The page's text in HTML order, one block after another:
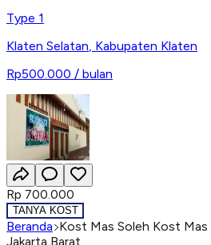
Type 1
Klaten Selatan, Kabupaten Klaten
Rp500.000 / bulan
Rp 700.000
TANYA KOST
Beranda Kost Mas Soleh Kost Mas
Jakarta Barat